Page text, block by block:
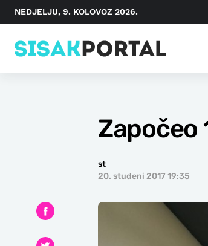
NEDJELJU, 9. KOLOVOZ 2026.
Započeo
st
20. studeni 2017 19:35